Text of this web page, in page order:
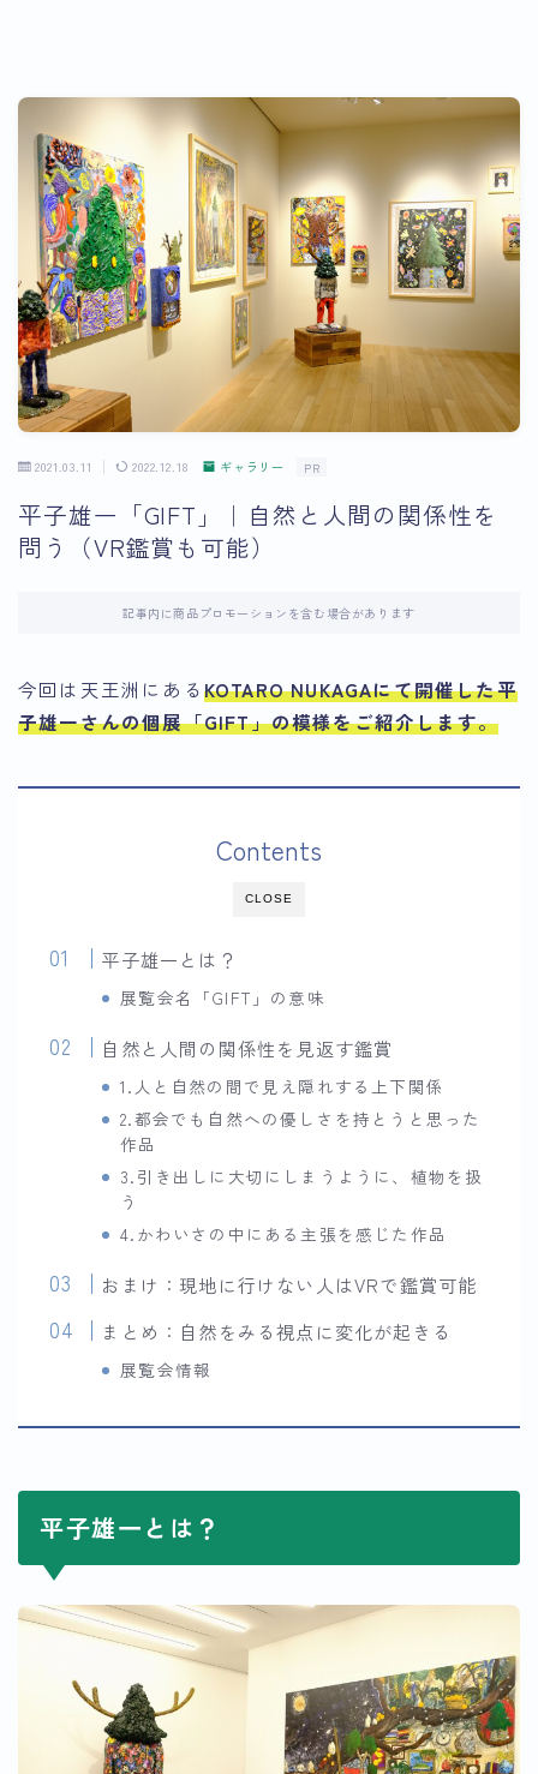
2021.03.11 2022.12.18 ギャラリー PR
平子雄一「GIFT」｜自然と人間の関係性を
問う（VR鑑賞も可能）
記事内に商品プロモーションを含む場合があります
今回は天王洲にあるKOTARO NUKAGAにて開催した平
子雄一さんの個展「GIFT」の模様をご紹介します。
CLOSE
Contents
平子雄一とは？
展覧会名「GIFT」の意味
自然と人間の関係性を見返す鑑賞
1.人と自然の間で見え隠れする上下関係
2.都会でも自然への優しさを持とうと思った
作品
3.引き出しに大切にしまうように、植物を扱
う
4.かわいさの中にある主張を感じた作品
おまけ：現地に行けない人はVRで鑑賞可能
まとめ：自然をみる視点に変化が起きる
展覧会情報
平子雄一とは？